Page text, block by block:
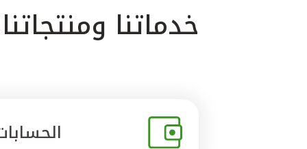
خدماتنا ومنتجاتنا